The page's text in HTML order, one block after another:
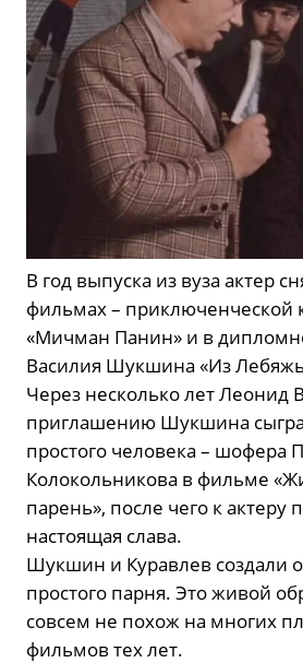
В год выпуска из вуза актер
фильмах – приключенческой
«Мичман Панин» и в
Василия Шукшина «Из
Через несколько лет Леонид
приглашению Шукшина
простого человека – шофера
Колокольникова в фильме
парень», после чего к актеру
настоящая слава.
Шукшин и Куравлев создали
простого парня. Это живой
совсем не похож на многих
фильмов тех лет.